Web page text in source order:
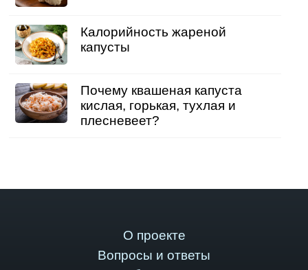
Калорийность жареной
капусты
Почему квашеная капуста
кислая, горькая, тухлая и
плесневеет?
О проекте
Вопросы и ответы